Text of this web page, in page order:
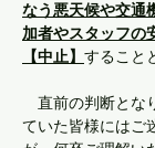
なう悪天候や交通
加者やスタッフの
【中止】 すること
直前の判断とな
ていた皆様にはご